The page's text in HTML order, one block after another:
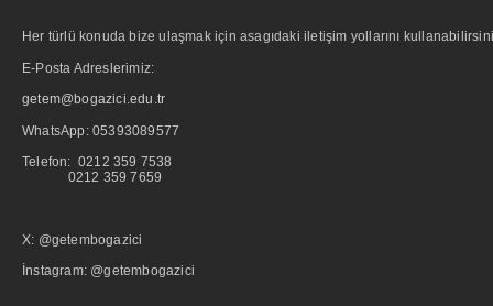
Her türlü konuda bize ulaşmak için asagıdaki iletişim yollarını
E-Posta Adreslerimiz:
getem@bogazici.edu.tr
WhatsApp: 05393089577
Telefon: 0212 359 7538
0212 359 7659
X: @getembogazici
İnstagram: @getembogazici